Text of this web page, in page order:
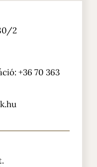
2
+36 70 363